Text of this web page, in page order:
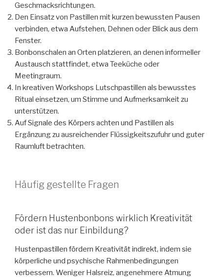
Geschmacksrichtungen.
Den Einsatz von Pastillen mit kurzen bewussten Pausen
verbinden, etwa Aufstehen, Dehnen oder Blick aus dem
Fenster.
Bonbonschalen an Orten platzieren, an denen informeller
Austausch stattfindet, etwa Teeküche oder
Meetingraum.
In kreativen Workshops Lutschpastillen als bewusstes
Ritual einsetzen, um Stimme und Aufmerksamkeit zu
unterstützen.
Auf Signale des Körpers achten und Pastillen als
Ergänzung zu ausreichender Flüssigkeitszufuhr und guter
Raumluft betrachten.
Häufig gestellte Fragen
Fördern Hustenbonbons wirklich Kreativität
oder ist das nur Einbildung?
Hustenpastillen fördern Kreativität indirekt, indem sie
körperliche und psychische Rahmenbedingungen
verbessern. Weniger Halsreiz, angenehmere Atmung